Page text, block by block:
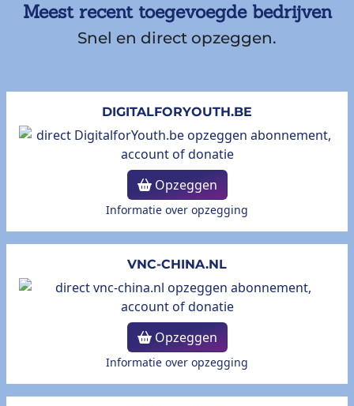
Meest recent toegevoegde bedrijven
Snel en direct opzeggen.
DIGITALFORYOUTH.BE
Opzeggen
Informatie over opzegging
VNC-CHINA.NL
Opzeggen
Informatie over opzegging